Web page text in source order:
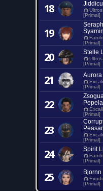
18
Ultros
[Primal]
19
[Primal]
20 Stelle
Ultros
[Primal]
21
[Primal]
22
[Primal]
23
[Primal]
24 Spirit
[Primal]
25 Bjornn
[Primal]